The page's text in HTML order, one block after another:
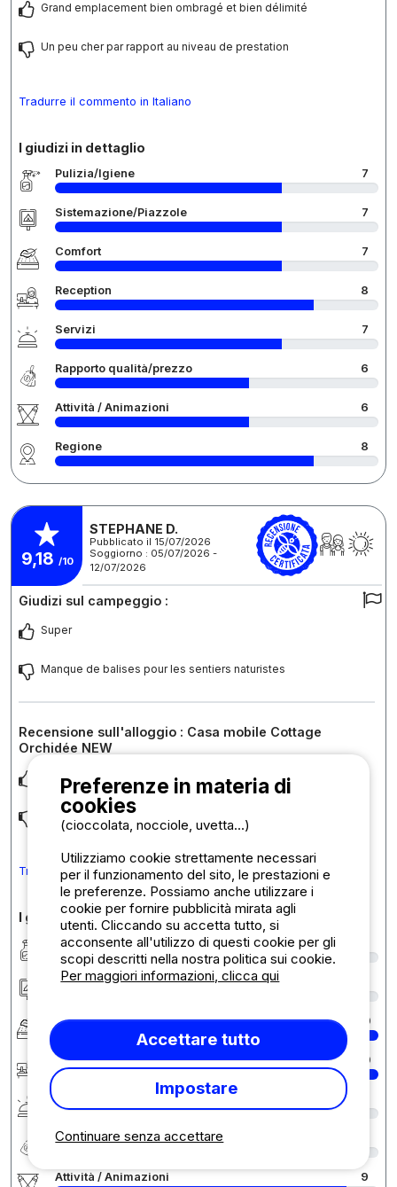
Grand emplacement bien ombragé et bien délimité
Un peu cher par rapport au niveau de prestation
Tradurre il commento in Italiano
I giudizi in dettaglio
Pulizia/Igiene 7
Sistemazione/Piazzole 7
Comfort 7
Reception 8
Servizi 7
Rapporto qualità/prezzo 6
Attività / Animazioni 6
Regione 8
9,18 /10
STEPHANE D.
Pubblicato il 15/07/2026
Soggiorno : 05/07/2026 -
12/07/2026
Giudizi sul campeggio :
Super
Manque de balises pour les sentiers naturistes
Recensione sull'alloggio : Casa mobile Cottage
Orchidée NEW
Calme, propre et spacieux
Propreté des transats
Tradurre il commento in Italiano
I giudizi in dettaglio
Pulizia/Igiene
Sistemazione/Piazzole
Comfort 10
Reception 10
Servizi
Rapporto qualità/prezzo
Attività / Animazioni 9
Continuare senza accettare
Preferenze in materia di
cookies
(cioccolata, nocciole, uvetta...)
Utilizziamo cookie strettamente necessari
per il funzionamento del sito, le prestazioni e
le preferenze. Possiamo anche utilizzare i
cookie per fornire pubblicità mirata agli
utenti. Cliccando su accetta tutto, si
acconsente all'utilizzo di questi cookie per gli
scopi descritti nella nostra politica sui cookie.
Per maggiori informazioni, clicca qui
Accettare tutto
Impostare